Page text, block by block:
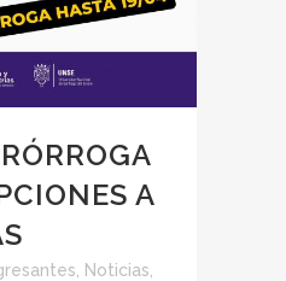
A
Noticias